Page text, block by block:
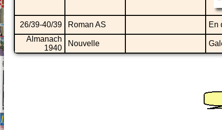
26/39-40/39 Roman AS
En
Almanach
1940
Nouvelle